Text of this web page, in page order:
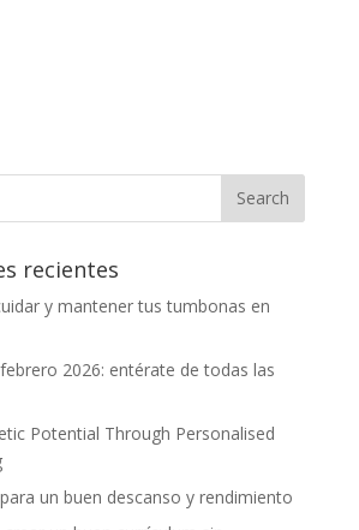
recientes
y mantener tus tumbonas en
2026: entérate de todas las
Potential Through Personalised
un buen descanso y rendimiento